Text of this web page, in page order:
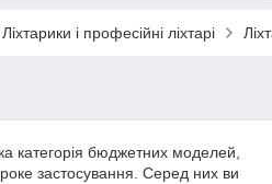
Ліхтарики і професійні ліхтарі
категорія бюджетних моделей,
застосування. Серед них ви